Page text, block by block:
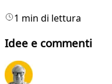
1 min di lettura
Idee e commenti